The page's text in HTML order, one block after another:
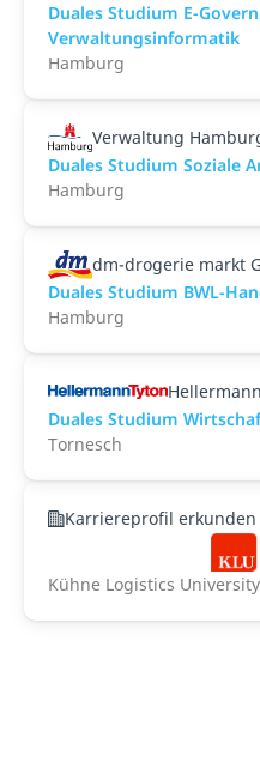
Duales Studium E-
Verwaltungsinformatik
Hamburg
Verwaltung
Duales Studium Soziale
Hamburg
dm-drogerie markt
Duales Studium BWL-
Hamburg
Duales Studium
Tornesch
Karriereprofil erkunden
Kühne Logistics University